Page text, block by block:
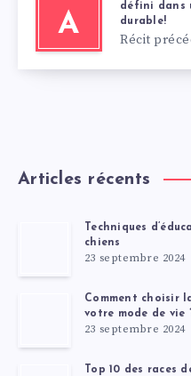
A
défini dans
durable!
Récit
Articles récents
Techniques
chiens
23 septembre 2024
Comment choisir
votre mode de vie
23 septembre 2024
Top 10 des races